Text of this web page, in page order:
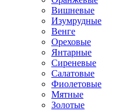
Вишневые
Изумрудные
Венге
Ореховые
Янтарные
Сиреневые
Салатовые
Фиолетовые
Мятные
Золотые